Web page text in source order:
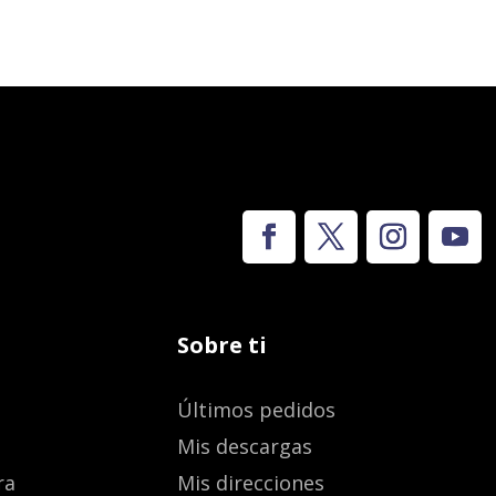
Sobre ti
Últimos pedidos
Mis descargas
Mis direcciones